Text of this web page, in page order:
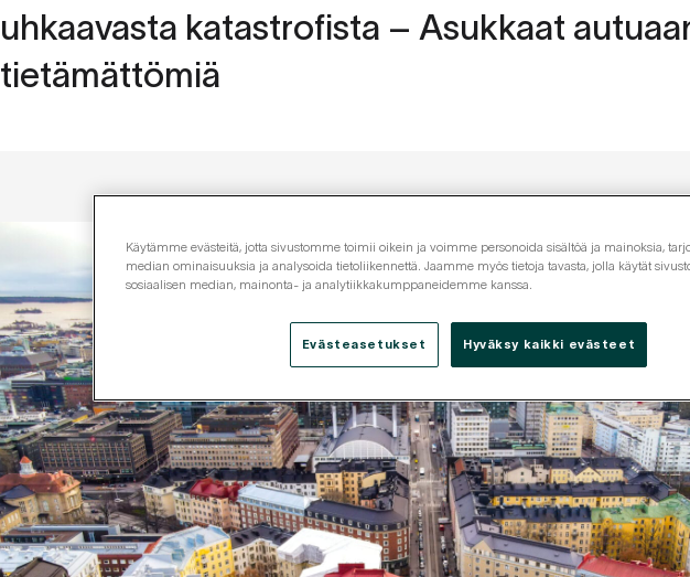
uhkaavasta katastrofista – Asukkaat
tietämättömiä
Käytämme evästeitä, jotta sivustomme toimii oikein ja voimme personoida sisältöä ja mainoksia,
median ominaisuuksia ja analysoida tietoliikennettä. Jaamme myös tietoja tavasta, jolla käytät
sosiaalisen median, mainonta- ja analytiikkakumppaneidemme kanssa.
Evästeasetukset Hyväksy kaikki evästeet